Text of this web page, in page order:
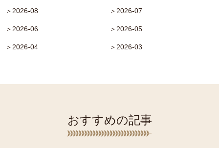
＞2026-08 ＞2026-07
＞2026-06 ＞2026-05
＞2026-04 ＞2026-03
おすすめの記事